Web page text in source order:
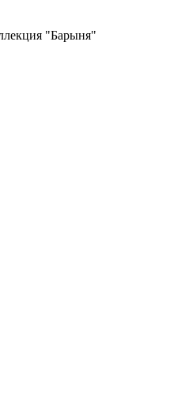
"Барыня"